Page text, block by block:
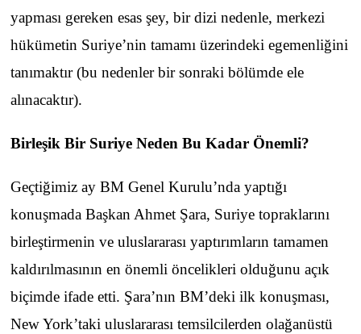
yapması gereken esas şey, bir dizi nedenle, merkezi
hükümetin Suriye’nin tamamı üzerindeki egemenliğini
tanımaktır (bu nedenler bir sonraki bölümde ele
alınacaktır).
Birleşik Bir Suriye Neden Bu Kadar Önemli?
Geçtiğimiz ay BM Genel Kurulu’nda yaptığı
konuşmada Başkan Ahmet Şara, Suriye topraklarını
birleştirmenin ve uluslararası yaptırımların tamamen
kaldırılmasının en önemli öncelikleri olduğunu açık
biçimde ifade etti. Şara’nın BM’deki ilk konuşması,
New York’taki uluslararası temsilcilerden olağanüstü